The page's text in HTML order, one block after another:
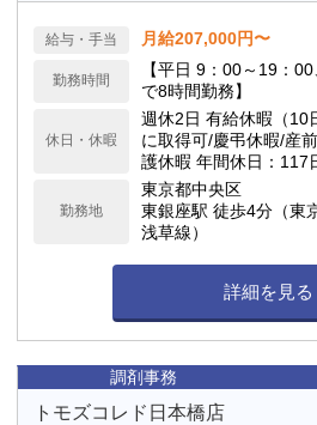
給与・手当 月給207,000円〜
勤務時間
【平日 9：00～19：
で8時間勤務】
休日・休暇
週休2日 有給休暇（
に取得可/慶弔休暇/産
護休暇 年間休日：117
勤務地
東京都中央区
東銀座駅 徒歩4分（東
浅草線）
詳細を見る
調剤事務
トモズコレド日本橋店